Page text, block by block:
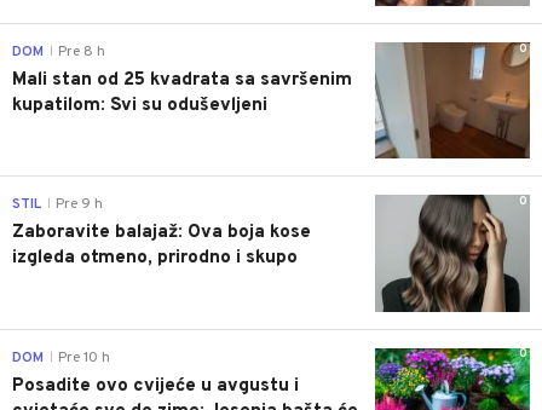
0
DOM Pre 8 h
Mali stan od 25 kvadrata sa savršenim
kupatilom: Svi su oduševljeni
0
STIL Pre 9 h
Zaboravite balajaž: Ova boja kose
izgleda otmeno, prirodno i skupo
0
DOM Pre 10 h
Posadite ovo cvijeće u avgustu i